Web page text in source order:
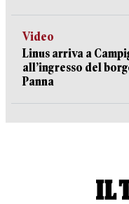
Video
Linus arriva a
all’ingresso del
Panna